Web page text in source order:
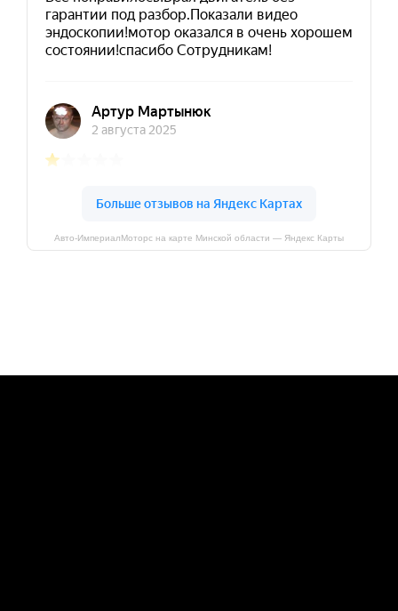
Авто-ИмпериалМоторс на карте Минской области — Яндекс Карты